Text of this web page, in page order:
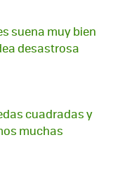
suena muy bien
desastrosa
cuadradas y
muchas